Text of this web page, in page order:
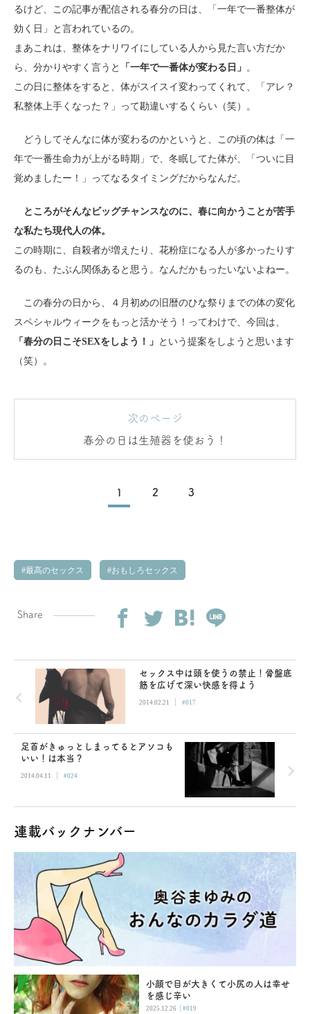
るけど、この記事が配信される春分の日は、「一年で一番整体が
効く日」と言われているの。
まあこれは、整体をナリワイにしている人から見た言い方だか
ら、分かりやすく言うと
「一年で一番体が変わる日」 。
この日に整体をすると、体がスイスイ変わってくれて、「アレ？
私整体上手くなった？」って勘違いするくらい（笑）。
どうしてそんなに体が変わるのかというと、この頃の体は「一
年で一番生命力が上がる時期」で、冬眠してた体が、「ついに目
覚めましたー！」ってなるタイミングだからなんだ。
ところがそんなビッグチャンスなのに、春に向かうことが苦手
な私たち現代人の体。
この時期に、自殺者が増えたり、花粉症になる人が多かったりす
るのも、たぶん関係あると思う。なんだかもったいないよねー。
この春分の日から、４月初めの旧暦のひな祭りまでの体の変化
スペシャルウィークをもっと活かそう！ってわけで、今回は、
「春分の日こそSEXをしよう！」 という提案をしようと思います
（笑）。
次のページ
春分の日は生殖器を使おう！
1 2 3
最高のセックス おもしろセックス
Share
セックス中は頭を使うの禁止！骨盤底
筋を広げて深い快感を得よう
2014.02.21 | #017
足首がきゅっとしまってるとアソコも
いい！は本当？
2014.04.11 | #024
連載バックナンバー
小顔で目が大きくて小尻の人は幸せ
を感じ辛い
2025.12.26 |#019